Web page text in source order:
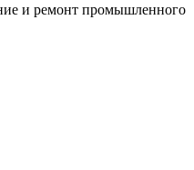
и ремонт промышленного